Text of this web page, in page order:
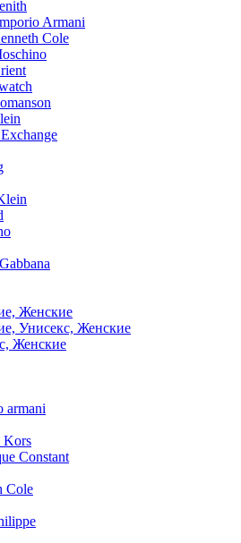
Armani
Cole
Женские
Унисекс, Женские
Женские
armani
Kors
Constant
Cole